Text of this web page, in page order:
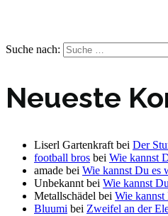
Suche nach:
Neueste
Liserl Gartenkraft bei Der
football bros bei Wie kannst
amade bei Wie kannst Du es
Unbekannt bei Wie kannst
Metallschädel bei Wie kannst
Bluumi bei Zweifel an der